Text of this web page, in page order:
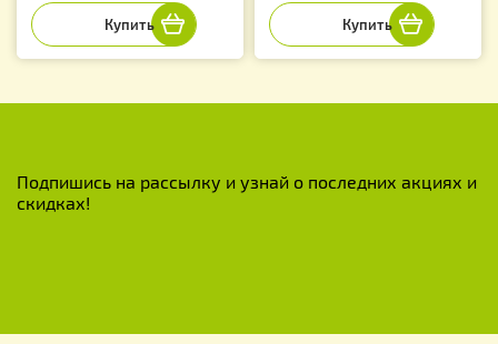
Подпишись на рассылку и узнай о последних акциях и
скидках!